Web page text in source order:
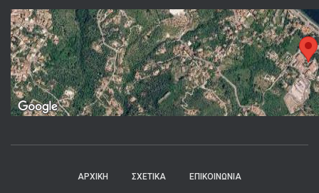
ΑΡΧΙΚΗ ΣΧΕΤΙΚΑ ΕΠΙΚΟΙΝΩΝΙΑ